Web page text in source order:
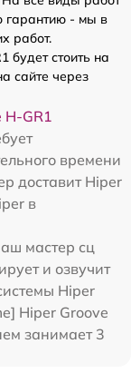
гарантию - мы в
работ.
будет стоить на
сайте через
H-GR1
времени
доставит Hiper
в
мастер сц
и озвучит
Hiper
Hiper Groove
занимает 3